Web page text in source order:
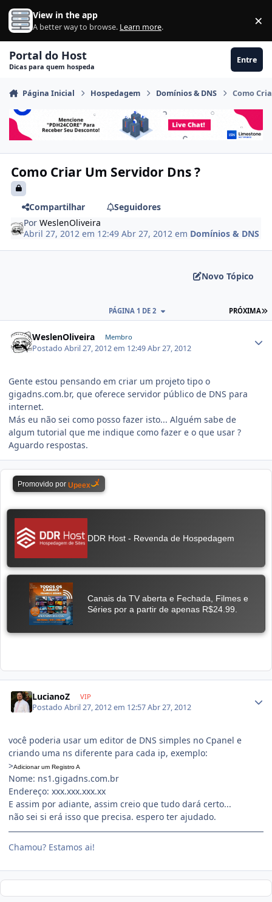
Ir para conteúdo
View in the app
A better way to browse. Learn more. ×
Portal do Host
Dicas para quem hospeda
Entre
Página Inicial Hospedagem Domínios & DNS Como
Como Criar Um Servidor Dns ?
Compartilhar
Seguidores
PorWeslenOliveira
Abril 27, 2012 em 12:49Abr 27, 2012 em Domínios & DNS
Novo Tópico
PRÓXIMA
PÁGINA 1 DE 2
WeslenOliveira Membro
PostadoAbril 27, 2012 em 12:49Abr 27, 2012
Gente estou pensando em criar um projeto tipo o
gigadns.com.br, que oferece servidor público de DNS para
internet.
Más eu não sei como posso fazer isto... Alguém sabe de
algum tutorial que me indique como fazer e o que usar ?
Aguardo respostas.
LucianoZ VIP
PostadoAbril 27, 2012 em 12:57Abr 27, 2012
você poderia usar um editor de DNS simples no Cpanel e
criando uma ns diferente para cada ip, exemplo:
>Adicionar um Registro A
Nome: ns1.gigadns.com.br
Endereço: xxx.xxx.xxx.xx
E assim por adiante, assim creio que tudo dará certo...
não sei si erá isso que precisa. espero ter ajudado.
Chamou? Estamos ai!